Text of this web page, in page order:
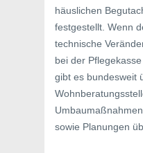
häuslichen
festgestellt. Wenn
technische
bei der
gibt es bundesweit
sowie Planungen